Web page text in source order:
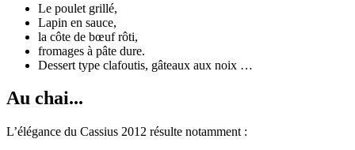
Le poulet grillé,
Lapin en sauce,
la côte de bœuf rôti,
fromages à pâte dure.
Dessert type clafoutis, gâteaux aux noix …
Au chai...
L’élégance du Cassius 2012 résulte notamment :